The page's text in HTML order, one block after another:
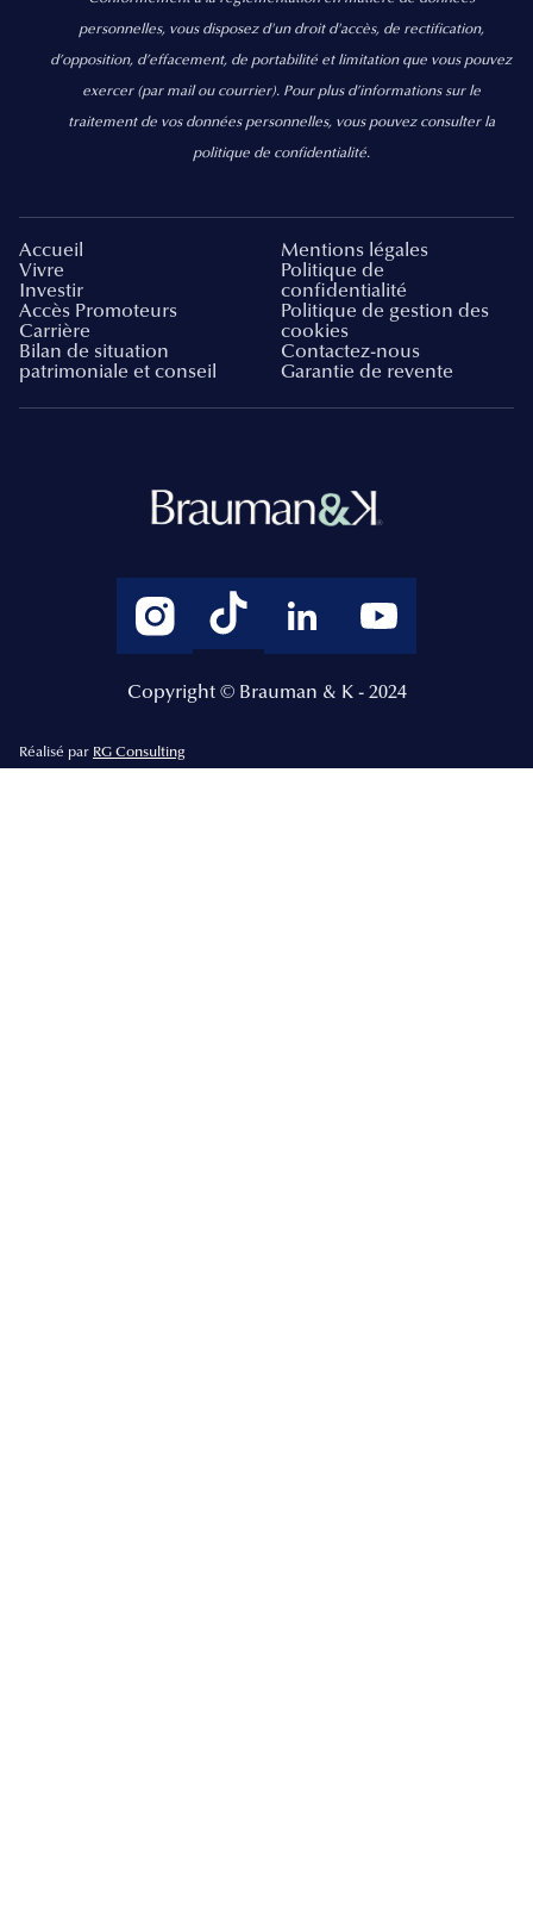
personnelles, vous disposez d'un droit d'accès, de rectification,
d’opposition, d’effacement, de portabilité et limitation que vous pouvez
exercer (par mail ou courrier). Pour plus d’informations sur le
traitement de vos données personnelles, vous pouvez consulter la
politique de confidentialité.
Accueil
Vivre
Investir
Accès Promoteurs
Carrière
Bilan de situation
patrimoniale et conseil
Mentions légales
Politique de
confidentialité
Politique de gestion des
cookies
Contactez-nous
Garantie de revente
Copyright © Brauman & K - 2024
Réalisé par RG Consulting